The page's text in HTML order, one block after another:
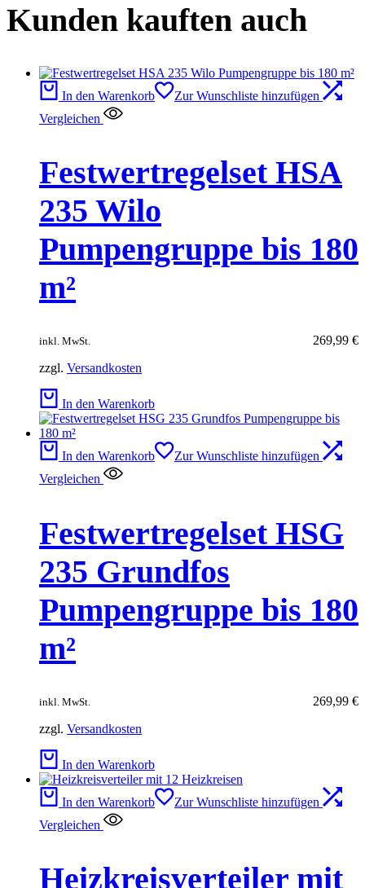
Kunden kauften auch
In den Warenkorb
Zur Wunschliste hinzufügen
Vergleichen
Festwertregelset HSA
235 Wilo
Pumpengruppe bis 180
m²
269,99 €
inkl. MwSt.
zzgl. Versandkosten
In den Warenkorb
In den Warenkorb
Zur Wunschliste hinzufügen
Vergleichen
Festwertregelset HSG
235 Grundfos
Pumpengruppe bis 180
m²
269,99 €
inkl. MwSt.
zzgl. Versandkosten
In den Warenkorb
In den Warenkorb
Zur Wunschliste hinzufügen
Vergleichen
Heizkreisverteiler mit